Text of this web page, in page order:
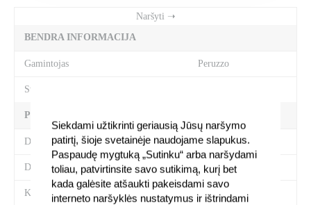
Siekdami užtikrinti geriausią Jūsų naršymo
patirtį, šioje svetainėje naudojame slapukus.
Paspaudę mygtuką „Sutinku“ arba naršydami
toliau, patvirtinsite savo sutikimą, kurį bet
kada galėsite atšaukti pakeisdami savo
interneto naršyklės nustatymus ir ištrindami
BENDRA INFORMACIJA
Gamintojas Peruzzo
Svoris
PREKĖS SAVYBĖS
Dviračių skaičius 4
Dydis 61 x 109 x 90 cm
Kategorija Laikikliai ant kablio